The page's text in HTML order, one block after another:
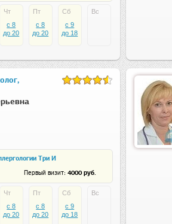
Чт
c 8
до 20
Пт
c 8
до 20
Сб
c 9
до 18
Вс
Три И
Первый визит: 4000 руб.
Чт
c 8
до 20
Пт
c 8
до 20
Сб
c 9
до 18
Вс